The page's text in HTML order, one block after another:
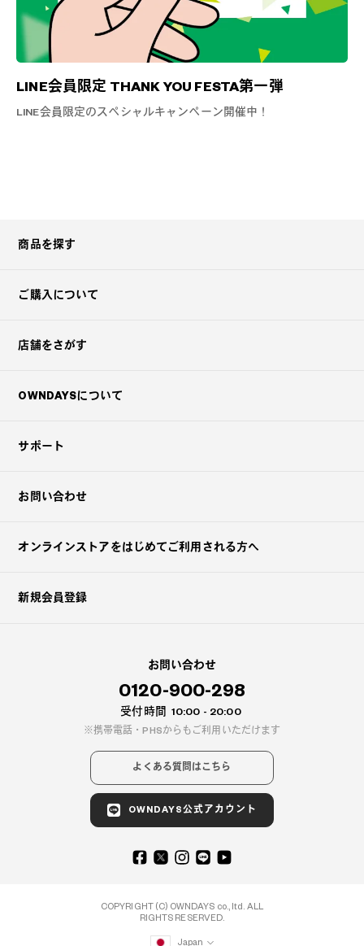
LINE会員限定 THANK YOU FESTA第一弾
LINE会員限定のスペシャルキャンペーン開催中！
商品を探す
ご購入について
店舗をさがす
OWNDAYSについて
サポート
お問い合わせ
オンラインストアをはじめてご利用される方へ
新規会員登録
お問い合わせ
0120-900-298
受付時間 10:00 - 20:00
携帯電話・PHSからもご利用いただけます
よくある質問はこちら
OWNDAYS公式アカウント
COPYRIGHT (C) OWNDAYS co., ltd. ALL
RIGHTS RESERVED.
Japan